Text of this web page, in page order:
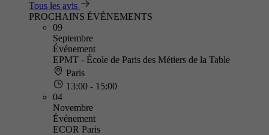
Tous les avis
PROCHAINS ÉVÈNEMENTS
09
Septembre
Événement
EPMT - École de Paris des Métiers de la Table
Paris
13:00 - 15:00
04
Novembre
Événement
ECOR Paris